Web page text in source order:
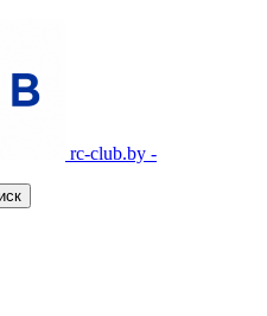
rc-club.by -